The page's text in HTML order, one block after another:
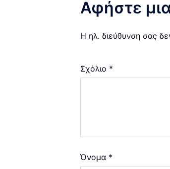
Αφήστε
Η ηλ. διεύθυνση σας
Σχόλιο *
Όνομα *